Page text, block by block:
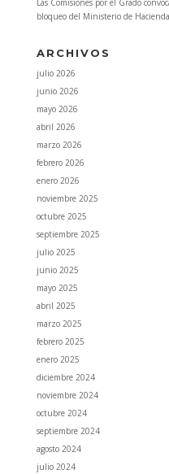
Las Comisiones por el Grado
bloqueo del Ministerio de Hacienda
ARCHIVOS
julio 2026
junio 2026
mayo 2026
abril 2026
marzo 2026
febrero 2026
enero 2026
noviembre 2025
octubre 2025
septiembre 2025
julio 2025
junio 2025
mayo 2025
abril 2025
marzo 2025
febrero 2025
enero 2025
diciembre 2024
noviembre 2024
octubre 2024
septiembre 2024
agosto 2024
julio 2024